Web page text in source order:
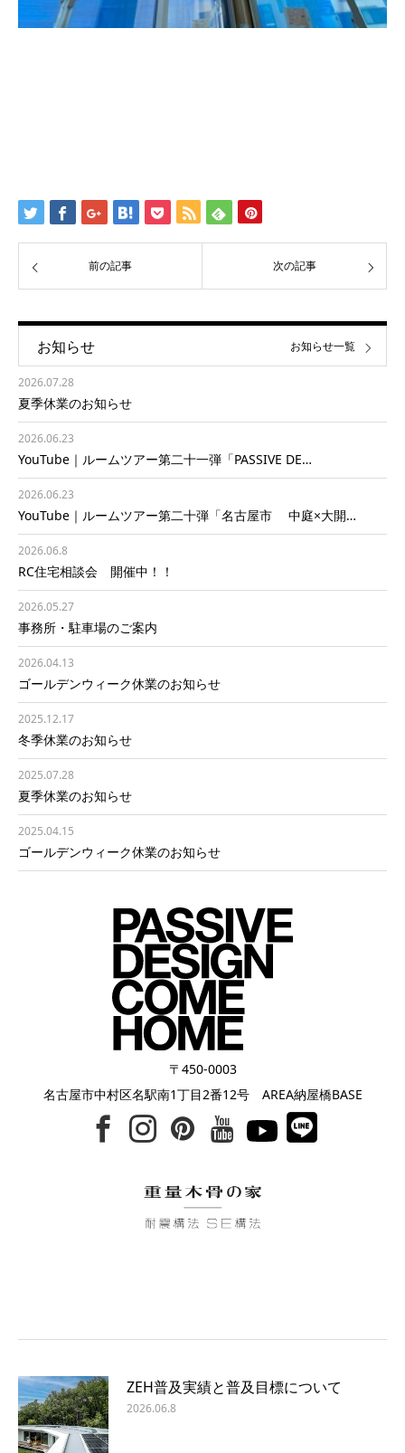
前の記事 次の記事
お知らせ
2026.07.28
夏季休業のお知らせ
2026.06.23
YouTube｜ルームツアー第二十一弾「PASSIVE DE…
2026.06.23
YouTube｜ルームツアー第二十弾「名古屋市 中庭×大開…
2026.06.8
RC住宅相談会 開催中！！
2026.05.27
事務所・駐車場のご案内
2026.04.13
ゴールデンウィーク休業のお知らせ
2025.12.17
冬季休業のお知らせ
2025.07.28
夏季休業のお知らせ
2025.04.15
ゴールデンウィーク休業のお知らせ
お知らせ一覧
〒450-0003
名古屋市中村区名駅南1丁目2番12号 AREA納屋橋BASE
ZEH普及実績と普及目標について
2026.06.8